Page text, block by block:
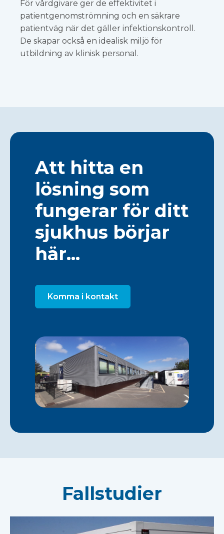
För vårdgivare ger de effektivitet i
patientgenomströmning och en säkrare
patientväg när det gäller infektionskontroll.
De skapar också en idealisk miljö för
utbildning av klinisk personal.
Att hitta en
lösning som
fungerar för ditt
sjukhus börjar
här...
Komma i kontakt
Fallstudier